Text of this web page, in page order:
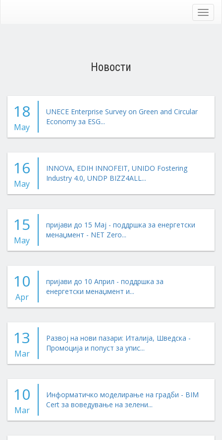
Новости
18
May
UNECE Enterprise Survey on Green and Circular
Economy за ESG...
16
May
INNOVA, EDIH INNOFEIT, UNIDO Fostering
Industry 4.0, UNDP BIZZ4ALL...
15
May
пријави до 15 Мај - поддршка за енергетски
менаџмент - NET Zero...
10
Apr
пријави до 10 Април - поддршка за
енергетски менаџмент и...
13
Mar
Развој на нови пазари: Италија, Шведска -
Промоција и попуст за упис...
10
Mar
Информатичко моделирање на градби - BIM
Cert за воведување на зелени...